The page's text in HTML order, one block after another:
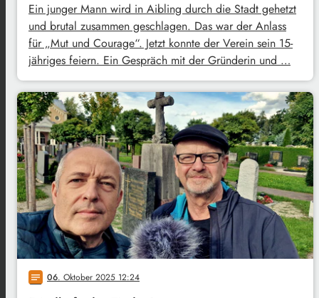
Ein junger Mann wird in Aibling durch die Stadt gehetzt
und brutal zusammen geschlagen. Das war der Anlass
für „Mut und Courage“. Jetzt konnte der Verein sein 15-
jähriges feiern. Ein Gespräch mit der Gründerin und …
notes 06. Oktober 2025 12:24